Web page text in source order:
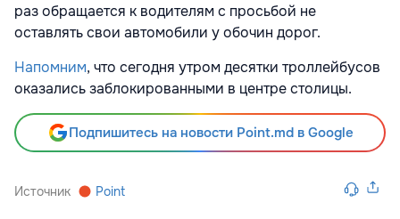
раз обращается к водителям с просьбой не
оставлять свои автомобили у обочин дорог.
Напомним, что сегодня утром десятки троллейбусов
оказались заблокированными в центре столицы.
Подпишитесь на новости Point.md в Google
Источник Point